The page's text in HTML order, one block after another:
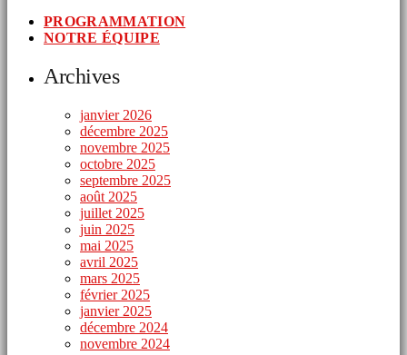
PROGRAMMATION
NOTRE ÉQUIPE
Archives
janvier 2026
décembre 2025
novembre 2025
octobre 2025
septembre 2025
août 2025
juillet 2025
juin 2025
mai 2025
avril 2025
mars 2025
février 2025
janvier 2025
décembre 2024
novembre 2024